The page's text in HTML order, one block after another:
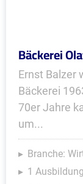
Bäckerei
Ernst Balzer
Bäckerei
70er Jahre
um...
Branche:
1 Ausbildung